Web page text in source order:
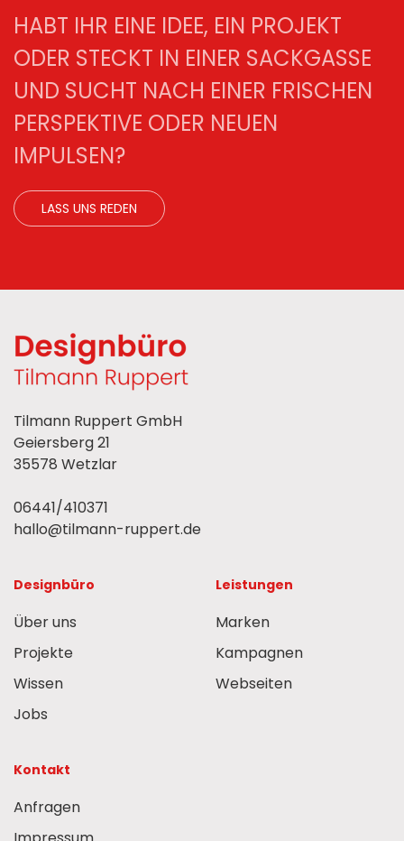
HABT IHR EINE IDEE, EIN PROJEKT
ODER STECKT IN EINER SACKGASSE
UND SUCHT NACH EINER FRISCHEN
PERSPEKTIVE ODER NEUEN
IMPULSEN?
LASS UNS REDEN
Tilmann Ruppert GmbH
Geiersberg 21
35578 Wetzlar
06441/410371
hallo@tilmann-ruppert.de
Designbüro
Über uns
Projekte
Wissen
Jobs
Leistungen
Marken
Kampagnen
Webseiten
Kontakt
Anfragen